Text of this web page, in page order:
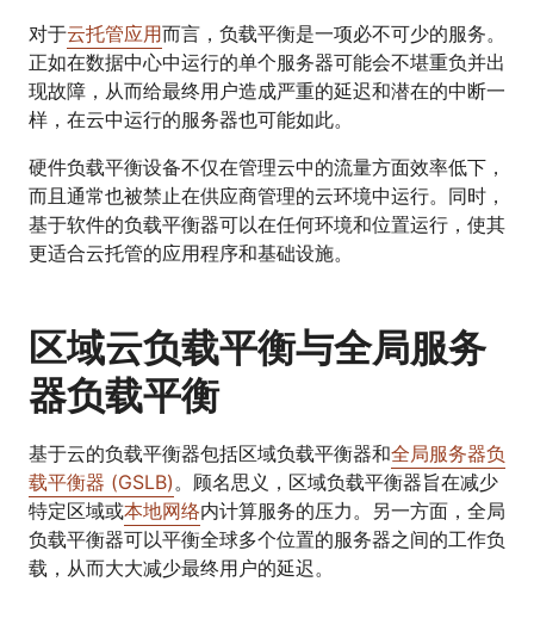
对于云托管应用而言，负载平衡是一项必不可少的服务。
正如在数据中心中运行的单个服务器可能会不堪重负并出
现故障，从而给最终用户造成严重的延迟和潜在的中断一
样，在云中运行的服务器也可能如此。
硬件负载平衡设备不仅在管理云中的流量方面效率低下，
而且通常也被禁止在供应商管理的云环境中运行。同时，
基于软件的负载平衡器可以在任何环境和位置运行，使其
更适合云托管的应用程序和基础设施。
区域云负载平衡与全局服务
器负载平衡
基于云的负载平衡器包括区域负载平衡器和全局服务器负
载平衡器 (GSLB)。顾名思义，区域负载平衡器旨在减少
特定区域或本地网络内计算服务的压力。另一方面，全局
负载平衡器可以平衡全球多个位置的服务器之间的工作负
载，从而大大减少最终用户的延迟。